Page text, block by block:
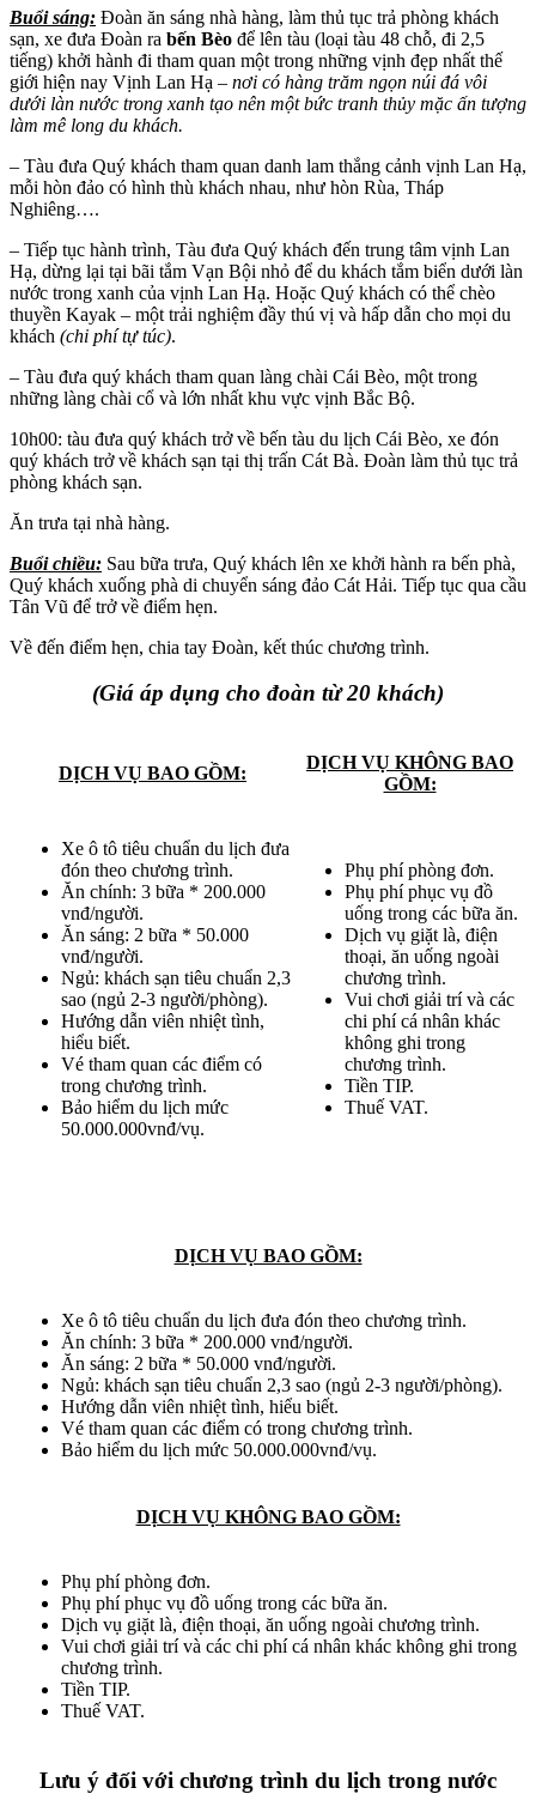
Buổi sáng: Đoàn ăn sáng nhà hàng, làm thủ tục trả phòng khách
sạn, xe đưa Đoàn ra bến Bèo để lên tàu (loại tàu 48 chỗ, đi 2,5
tiếng) khởi hành đi tham quan một trong những vịnh đẹp nhất thế
giới hiện nay Vịnh Lan Hạ – nơi có hàng trăm ngọn núi đá vôi
dưới làn nước trong xanh tạo nên một bức tranh thủy mặc ấn tượng
làm mê long du khách.
– Tàu đưa Quý khách tham quan danh lam thắng cảnh vịnh Lan Hạ,
mỗi hòn đảo có hình thù khách nhau, như hòn Rùa, Tháp
Nghiêng….
– Tiếp tục hành trình, Tàu đưa Quý khách đến trung tâm vịnh Lan
Hạ, dừng lại tại bãi tắm Vạn Bội nhỏ để du khách tắm biển dưới làn
nước trong xanh của vịnh Lan Hạ. Hoặc Quý khách có thể chèo
thuyền Kayak – một trải nghiệm đầy thú vị và hấp dẫn cho mọi du
khách (chi phí tự túc).
– Tàu đưa quý khách tham quan làng chài Cái Bèo, một trong
những làng chài cổ và lớn nhất khu vực vịnh Bắc Bộ.
10h00: tàu đưa quý khách trở về bến tàu du lịch Cái Bèo, xe đón
quý khách trở về khách sạn tại thị trấn Cát Bà. Đoàn làm thủ tục trả
phòng khách sạn.
Ăn trưa tại nhà hàng.
Buổi chiều: Sau bữa trưa, Quý khách lên xe khởi hành ra bến phà,
Quý khách xuống phà di chuyển sáng đảo Cát Hải. Tiếp tục qua cầu
Tân Vũ để trở về điểm hẹn.
Về đến điểm hẹn, chia tay Đoàn, kết thúc chương trình.
(Giá áp dụng cho đoàn từ 20 khách)
DỊCH VỤ BAO GỒM:
DỊCH VỤ KHÔNG BAO
GỒM:
Xe ô tô tiêu chuẩn du lịch đưa
đón theo chương trình.
Ăn chính: 3 bữa * 200.000
vnđ/người.
Ăn sáng: 2 bữa * 50.000
vnđ/người.
Ngủ: khách sạn tiêu chuẩn 2,3
sao (ngủ 2-3 người/phòng).
Hướng dẫn viên nhiệt tình,
hiểu biết.
Vé tham quan các điểm có
trong chương trình.
Bảo hiểm du lịch mức
50.000.000vnđ/vụ.
Phụ phí phòng đơn.
Phụ phí phục vụ đồ
uống trong các bữa ăn.
Dịch vụ giặt là, điện
thoại, ăn uống ngoài
chương trình.
Vui chơi giải trí và các
chi phí cá nhân khác
không ghi trong
chương trình.
Tiền TIP.
Thuế VAT.
DỊCH VỤ BAO GỒM:
Xe ô tô tiêu chuẩn du lịch đưa đón theo chương trình.
Ăn chính: 3 bữa * 200.000 vnđ/người.
Ăn sáng: 2 bữa * 50.000 vnđ/người.
Ngủ: khách sạn tiêu chuẩn 2,3 sao (ngủ 2-3 người/phòng).
Hướng dẫn viên nhiệt tình, hiểu biết.
Vé tham quan các điểm có trong chương trình.
Bảo hiểm du lịch mức 50.000.000vnđ/vụ.
DỊCH VỤ KHÔNG BAO GỒM:
Phụ phí phòng đơn.
Phụ phí phục vụ đồ uống trong các bữa ăn.
Dịch vụ giặt là, điện thoại, ăn uống ngoài chương trình.
Vui chơi giải trí và các chi phí cá nhân khác không ghi trong
chương trình.
Tiền TIP.
Thuế VAT.
Lưu ý đối với chương trình du lịch trong nước